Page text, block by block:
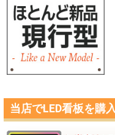
当店でLED看板を購